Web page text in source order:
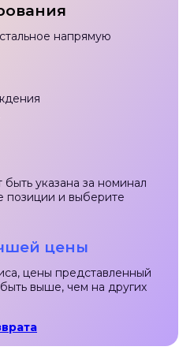
напрямую
указана за номинал
позиции и выберите
цены
цены представленный
выше, чем на других